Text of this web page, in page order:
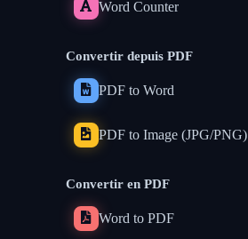
Word Counter
Convertir depuis PDF
PDF to Word
PDF to Image (JPG/PNG)
Convertir en PDF
Word to PDF